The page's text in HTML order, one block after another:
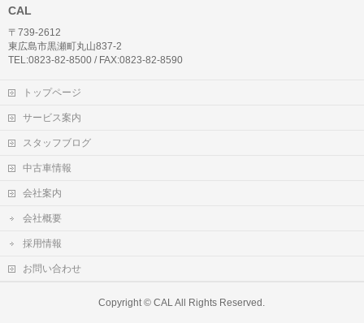
CAL
〒739-2612
東広島市黒瀬町丸山837-2
TEL:0823-82-8500 / FAX:0823-82-8590
トップページ
サービス案内
スタッフブログ
中古車情報
会社案内
会社概要
採用情報
お問い合わせ
Copyright ©CAL All Rights Reserved.